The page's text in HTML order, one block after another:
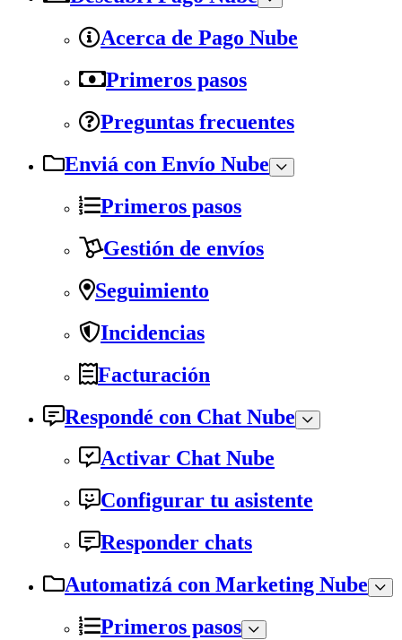
Acerca de Pago Nube
Primeros pasos
Preguntas frecuentes
Enviá con Envío Nube
Primeros pasos
Gestión de envíos
Seguimiento
Incidencias
Facturación
Respondé con Chat Nube
Activar Chat Nube
Configurar tu asistente
Responder chats
Automatizá con Marketing Nube
Primeros pasos